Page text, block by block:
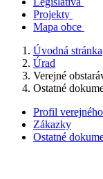
Projekty
Mapa obce
Úvodná stránka
Úrad
Verejné
Ostatné
Profil
Zákazky
Ostatné